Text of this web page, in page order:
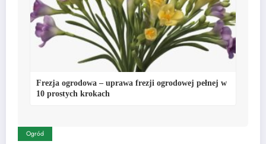
Frezja ogrodowa – uprawa frezji ogrodowej pełnej w
10 prostych krokach
Ogród